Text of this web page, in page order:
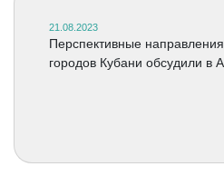
21.08.2023
Перспективные
городов Кубани обсудили в